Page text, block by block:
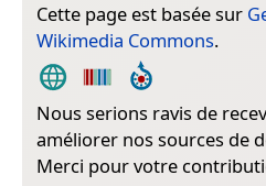
Cette page est basée sur
Wikimedia Commons.
Nous serions ravis de
améliorer nos sources de
Merci pour votre